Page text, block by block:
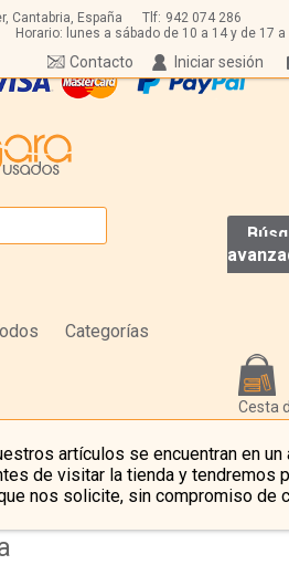
Cantabria, España Tlf: 942 074 286
Horario: lunes a sábado de 10 a 14 y de 17 a
Iniciar sesión
Contacto
Categorías
Cesta
artículos se encuentran en un
de visitar la tienda y tendremos
nos solicite, sin compromiso de